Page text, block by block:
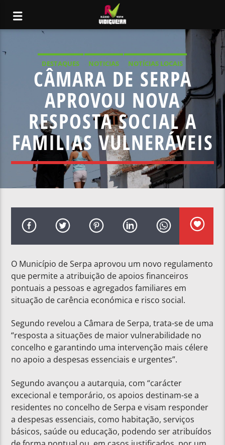
DESTAQUES NOTICIAS
NOTÍCIAS LOCAIS
NOTÍCIAS NACIONAIS
CÂMARA DE SERPA
APROVOU NOVA
RESPOSTA SOCIAL A
FAMILIAS VULNERÁVEIS
O Município de Serpa aprovou um novo regulamento
que permite a atribuição de apoios financeiros
pontuais a pessoas e agregados familiares em
situação de carência económica e risco social.
Segundo revelou a Câmara de Serpa, trata-se de uma
“resposta a situações de maior vulnerabilidade no
concelho e garantindo uma intervenção mais célere
no apoio a despesas essenciais e urgentes”.
Segundo avançou a autarquia, com “carácter
excecional e temporário, os apoios destinam-se a
residentes no concelho de Serpa e visam responder
a despesas essenciais, como habitação, serviços
básicos, saúde ou educação, podendo ser atribuídos